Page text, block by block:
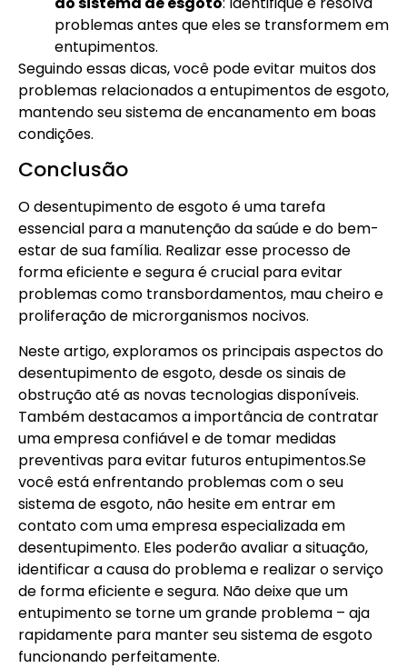
problemas antes que eles se transformem em
entupimentos.
Seguindo essas dicas, você pode evitar muitos dos
problemas relacionados a entupimentos de esgoto,
mantendo seu sistema de encanamento em boas
condições.
Conclusão
O desentupimento de esgoto é uma tarefa
essencial para a manutenção da saúde e do bem-
estar de sua família. Realizar esse processo de
forma eficiente e segura é crucial para evitar
problemas como transbordamentos, mau cheiro e
proliferação de microrganismos nocivos.
Neste artigo, exploramos os principais aspectos do
desentupimento de esgoto, desde os sinais de
obstrução até as novas tecnologias disponíveis.
Também destacamos a importância de contratar
uma empresa confiável e de tomar medidas
preventivas para evitar futuros entupimentos.Se
você está enfrentando problemas com o seu
sistema de esgoto, não hesite em entrar em
contato com uma empresa especializada em
desentupimento. Eles poderão avaliar a situação,
identificar a causa do problema e realizar o serviço
de forma eficiente e segura. Não deixe que um
entupimento se torne um grande problema – aja
rapidamente para manter seu sistema de esgoto
funcionando perfeitamente.